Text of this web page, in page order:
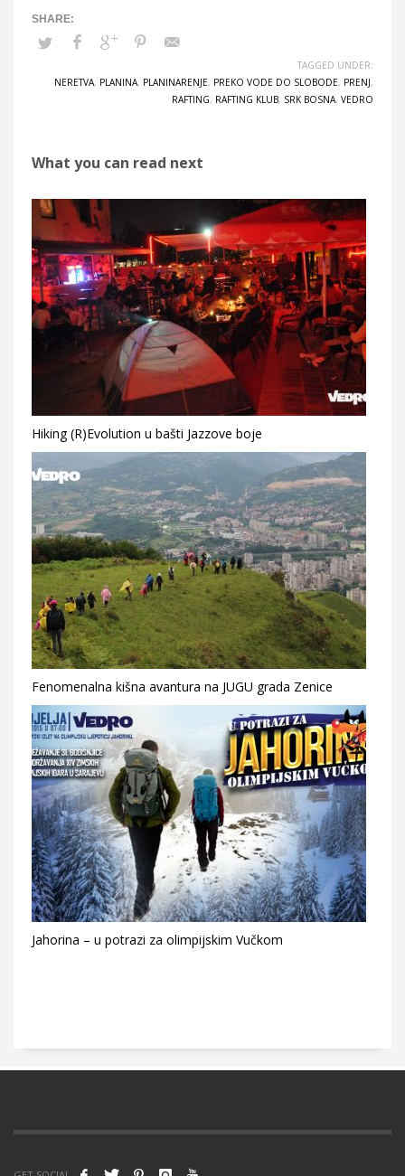
TAGGED UNDER:
NERETVA, PLANINA, PLANINARENJE, PREKO VODE DO SLOBODE, PRENJ,
RAFTING, RAFTING KLUB, SRK BOSNA, VEDRO
What you can read next
Hiking (R)Evolution u bašti Jazzove boje
Fenomenalna kišna avantura na JUGU grada Zenice
Jahorina – u potrazi za olimpijskim Vučkom